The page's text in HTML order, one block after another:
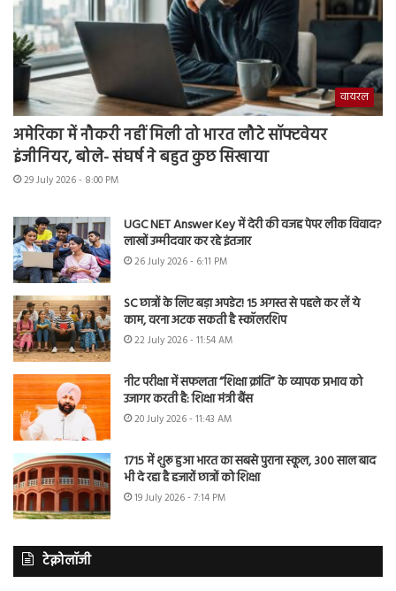
वायरल
अमेरिका में नौकरी नहीं मिली तो भारत लौटे सॉफ्टवेयर
इंजीनियर, बोले- संघर्ष ने बहुत कुछ सिखाया
29 July 2026 - 8:00 PM
UGC NET Answer Key में देरी की वजह पेपर लीक विवाद?
लाखों उम्मीदवार कर रहे इंतजार
26 July 2026 - 6:11 PM
SC छात्रों के लिए बड़ा अपडेट! 15 अगस्त से पहले कर लें ये
काम, वरना अटक सकती है स्कॉलरशिप
22 July 2026 - 11:54 AM
नीट परीक्षा में सफलता “शिक्षा क्रांति” के व्यापक प्रभाव को
उजागर करती है: शिक्षा मंत्री बैंस
20 July 2026 - 11:43 AM
1715 में शुरू हुआ भारत का सबसे पुराना स्कूल, 300 साल बाद
भी दे रहा है हजारों छात्रों को शिक्षा
19 July 2026 - 7:14 PM
टेक्नोलॉजी